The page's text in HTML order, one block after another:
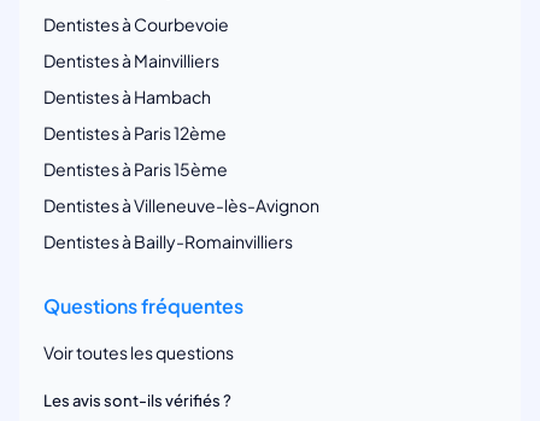
Dentistes à Courbevoie
Dentistes à Mainvilliers
Dentistes à Hambach
Dentistes à Paris 12ème
Dentistes à Paris 15ème
Dentistes à Villeneuve-lès-Avignon
Dentistes à Bailly-Romainvilliers
Questions fréquentes
Voir toutes les questions
Les avis sont-ils vérifiés ?